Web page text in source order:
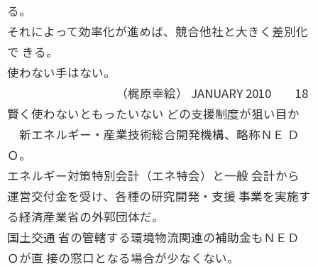
る。
それによって効率化が進めば、競合他社と大きく差別化
で きる。
使わない手はない。
（梶原幸絵） JANUARY 2010 18
賢く使わないともったいない どの支援制度が狙い目か
新エネルギー・産業技術総合開発機構、略称ＮＥ Ｄ
Ｏ。
エネルギー対策特別会計（エネ特会）と一般 会計から
運営交付金を受け、各種の研究開発・支援 事業を実施す
る経済産業省の外郭団体だ。
国土交通 省の管轄する環境物流関連の補助金もＮＥＤ
Ｏが直 接の窓口となる場合が少なくない。